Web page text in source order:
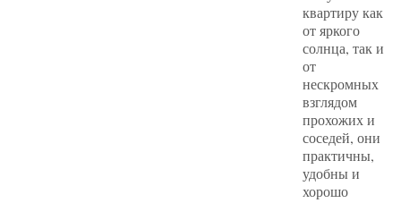
квартиру как
от яркого
солнца, так и
от
нескромных
взглядом
прохожих и
соседей, они
практичны,
удобны и
хорошо